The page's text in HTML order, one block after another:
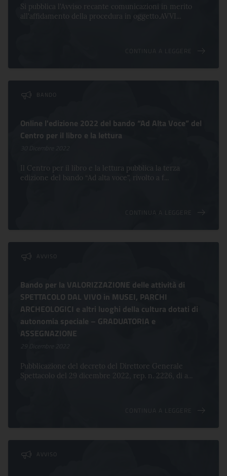
Si pubblica l'Avviso recante comunicazioni in merito
all'affidamento della procedura in oggetto.AVVI...
CONTINUA A LEGGERE
BANDO
Online l'edizione 2022 del bando “Ad Alta Voce” del
Centro per il libro e la lettura
Il Centro per il libro e la lettura pubblica la terza
edizione del bando “Ad alta voce”, rivolto a f...
CONTINUA A LEGGERE
AVVISO
Bando per la VALORIZZAZIONE delle attività di
SPETTACOLO DAL VIVO in MUSEI, PARCHI
ARCHEOLOGICI e altri luoghi della cultura dotati di
autonomia speciale – GRADUATORIA e
ASSEGNAZIONE
29 Dicembre 2022
Pubblicazione del decreto del Direttore Generale
Spettacolo del 29 dicembre 2022, rep. n. 2226, di a...
CONTINUA A LEGGERE
AVVISO